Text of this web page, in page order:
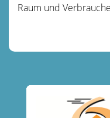
Raum und